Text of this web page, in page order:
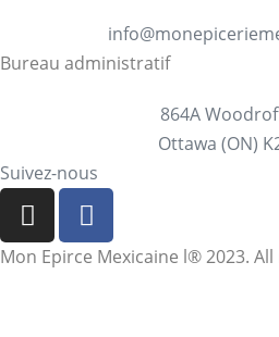
Bureau administratif
864A
Ottawa (ON)
Suivez-nous
Mon Epirce Mexicaine l® 2023.